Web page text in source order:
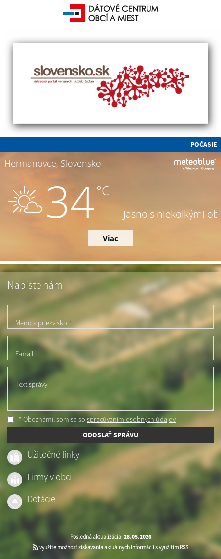
POČASIE
Napíšte nám
Meno a priezvisko *
E-mail *
Text správy
* Oboznámil som sa so spracúvaním osobných údajov
ODOSLAŤ SPRÁVU
Užitočné linky
Firmy v obci
Dotácie
Posledná aktualizácia: 28.05.2026
využite možnosť získavania aktuálnych informácií s využitím RSS